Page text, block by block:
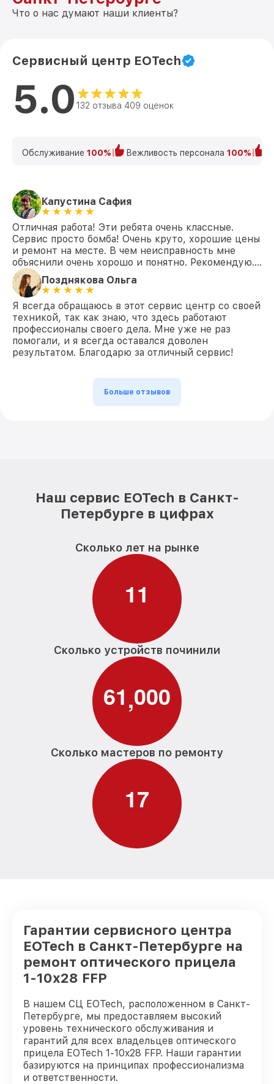
Что о нас думают наши клиенты?
Сервисный центр EOTech
5.0 132 отзыва 409 оценок
Обслуживание 100% Вежливость персонала 100%
Капустина Сафия
Отличная работа! Эти ребята очень классные.
Сервис просто бомба! Очень круто, хорошие цены
и ремонт на месте. В чем неисправность мне
объяснили очень хорошо и понятно. Рекомендую….
Позднякова Ольга
Я всегда обращаюсь в этот сервис центр со своей
техникой, так как знаю, что здесь работают
профессионалы своего дела. Мне уже не раз
помогали, и я всегда оставался доволен
результатом. Благодарю за отличный сервис!
Больше отзывов
Наш сервис EOTech в Санкт-
Петербурге в цифрах
Сколько лет на рынке
11
Сколько устройств починили
61,000
Сколько мастеров по ремонту
17
Гарантии сервисного центра
EOTech в Санкт-Петербурге на
ремонт оптического прицела
1-10x28 FFP
В нашем СЦ EOTech, расположенном в Санкт-
Петербурге, мы предоставляем высокий
уровень технического обслуживания и
гарантий для всех владельцев оптического
прицела EOTech 1-10x28 FFP. Наши гарантии
базируются на принципах профессионализма
и ответственности.